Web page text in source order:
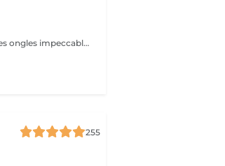
Soin complet des ongles et des mains pour des ongles impeccables et une peau douce. Choisissez entre finition classique, vernis ou nail art pour sublimer vos mains avec élégance.
255